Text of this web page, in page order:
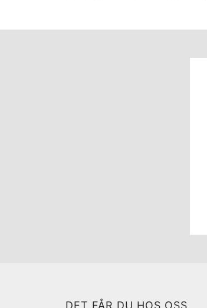
DET FÅR DU HOS OSS